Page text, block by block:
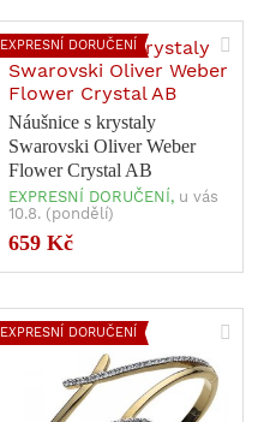
EXPRESNÍ DORUČENÍ
Náušnice s krystaly
Swarovski Oliver Weber
Flower Crystal AB
EXPRESNÍ DORUČENÍ, u vás
10.8. (pondělí)
659 Kč
EXPRESNÍ DORUČENÍ